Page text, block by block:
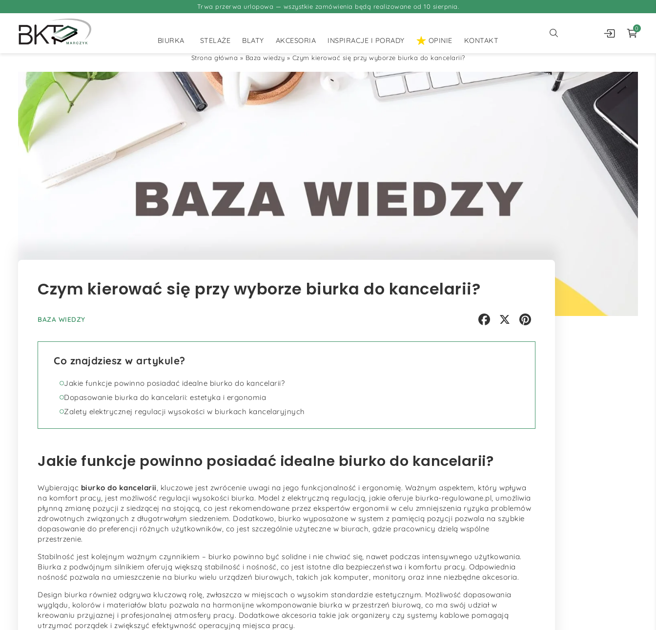
Trwa przerwa urlopowa — wszystkie zamówienia będą realizowane od 10 sierpnia.
BIURKA STELAŻE BLATY AKCESORIA INSPIRACJE I PORADY OPINIE KONTAKT
0
Strona główna » Baza wiedzy » Czym kierować się przy wyborze biurka do kancelarii?
Czym kierować się przy wyborze biurka do kancelarii?
BAZA WIEDZY
Co znajdziesz w artykule?
Jakie funkcje powinno posiadać idealne biurko do kancelarii?
Dopasowanie biurka do kancelarii: estetyka i ergonomia
Zalety elektrycznej regulacji wysokości w biurkach kancelaryjnych
Jakie funkcje powinno posiadać idealne biurko do kancelarii?
Wybierając biurko do kancelarii , kluczowe jest zwrócenie uwagi na jego funkcjonalność i ergonomię. Ważnym aspektem, który wpływa
na komfort pracy, jest możliwość regulacji wysokości biurka. Model z elektryczną regulacją, jakie oferuje biurka-regulowane.pl, umożliwia
płynną zmianę pozycji z siedzącej na stojącą, co jest rekomendowane przez ekspertów ergonomii w celu zmniejszenia ryzyka problemów
zdrowotnych związanych z długotrwałym siedzeniem. Dodatkowo, biurko wyposażone w system z pamięcią pozycji pozwala na szybkie
dopasowanie do preferencji różnych użytkowników, co jest szczególnie użyteczne w biurach, gdzie pracownicy dzielą wspólne
przestrzenie.
Stabilność jest kolejnym ważnym czynnikiem – biurko powinno być solidne i nie chwiać się, nawet podczas intensywnego użytkowania.
Biurka z podwójnym silnikiem oferują większą stabilność i nośność, co jest istotne dla bezpieczeństwa i komfortu pracy. Odpowiednia
nośność pozwala na umieszczenie na biurku wielu urządzeń biurowych, takich jak komputer, monitory oraz inne niezbędne akcesoria.
Design biurka również odgrywa kluczową rolę, zwłaszcza w miejscach o wysokim standardzie estetycznym. Możliwość dopasowania
wyglądu, kolorów i materiałów blatu pozwala na harmonijne wkomponowanie biurka w przestrzeń biurową, co ma swój udział w
kreowaniu przyjaznej i profesjonalnej atmosfery pracy. Dodatkowe akcesoria takie jak organizery czy systemy kablowe pomagają
utrzymać porządek i zwiększyć efektywność operacyjną miejsca pracy.